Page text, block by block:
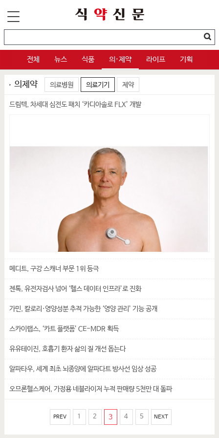
전체 뉴스 식품 의·제약 라이프 기획
의제약 의료병원 의료기기 제약
드림텍, 차세대 심전도 패치 ‘카디아솔로 FLX’ 개발
메디트, 구강 스캐너 부문 1위 등극
젠톡, 유전자검사 넘어 ‘헬스 데이터 인프라’로 진화
가민, 칼로리·영양성분 추적 가능한 ‘영양 관리’ 기능 공개
스카이랩스, ‘카트 플랫폼’ CE-MDR 획득
유유테이진, 호흡기 환자 삶의 질 개선 돕는다
알파타우, 세계 최초 뇌종양에 알파다트 방사선 임상 성공
오므론헬스케어, 가정용 네블라이저 누적 판매량 5천만 대 돌파
PREV 1 2 3 4 5 NEXT